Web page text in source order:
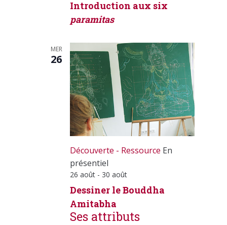
Introduction aux six
paramitas
MER
26
Découverte - Ressource En
présentiel
26 août - 30 août
Dessiner le Bouddha
Amitabha
Ses attributs